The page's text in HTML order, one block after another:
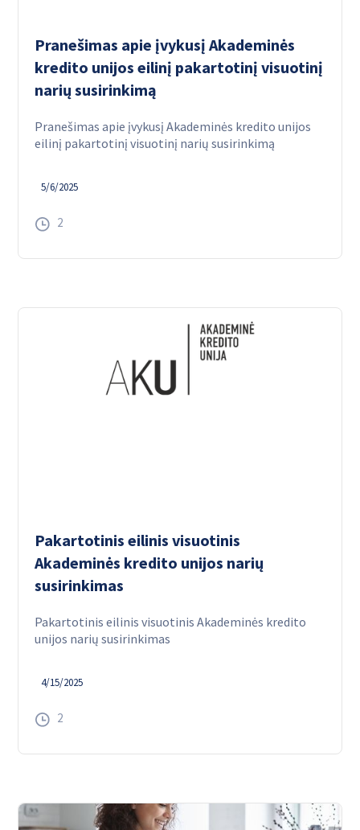
Pranešimas apie įvykusį Akademinės
kredito unijos eilinį pakartotinį visuotinį
narių susirinkimą
Pranešimas apie įvykusį Akademinės kredito unijos
eilinį pakartotinį visuotinį narių susirinkimą
5/6/2025
2
Pakartotinis eilinis visuotinis
Akademinės kredito unijos narių
susirinkimas
Pakartotinis eilinis visuotinis Akademinės kredito
unijos narių susirinkimas
4/15/2025
2